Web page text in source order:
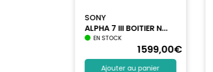
SONY
ALPHA 7 III BOITIER N...
EN STOCK
1599,00€
Ajouter au panier